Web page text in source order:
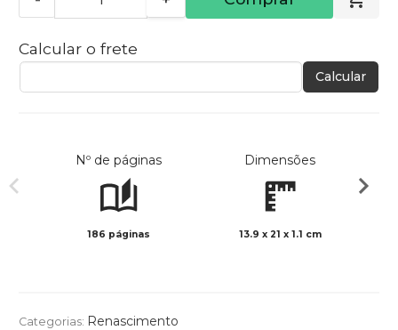
Calcular o frete
Calcular
Nº de páginas
186 páginas
Dimensões
13.9 x 21 x 1.1 cm
Categorias: Renascimento